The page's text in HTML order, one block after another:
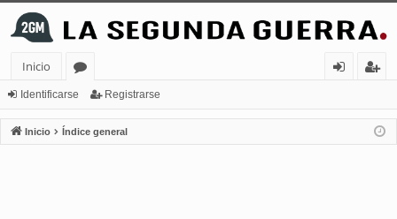
Inicio
or
os
nt
ifi
ist
ra
Identificarse Registrarse
Inicio Índice general